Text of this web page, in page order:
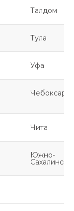
Талдом
Тула
Уфа
Чебоксары
Чита
Южно-
Сахалинск